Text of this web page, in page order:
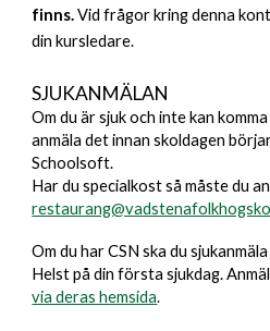
finns.Vid frågor kring denna
din kursledare.
SJUKANMÄLAN
Om du är sjuk och inte kan
anmäla det innan skoldagen
Schoolsoft.
Har du specialkost så måste du
Om du har CSN ska du
Helst på din första sjukdag.
via deras hemsida.